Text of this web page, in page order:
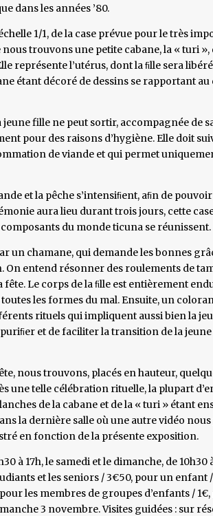
dans les années ’80.
1/1, de la case prévue pour le très
trouvons une petite cabane, la « turi
représente l’utérus, dont la ﬁlle sera
étant décoré de dessins se rapportant
fille ne peut sortir, accompagnée de
pour des raisons d’hygiène. Elle doit
de viande et qui permet
et la pêche s’intensiﬁent, aﬁn de
aura lieu durant trois jours, cette
du monde ticuna se réunissent.
un chamane, qui demande les bonnes
entend résonner des roulements de
Le corps de la ﬁlle est entièrement
les formes du mal. Ensuite, un
rituels qui impliquent aussi bien la
et de faciliter la transition de la
nous trouvons, placés en hauteur,
une telle célébration rituelle, la plupart
de la cabane et de la « turi » étant
la dernière salle où une autre vidéo
en fonction de la présente exposition.
à 17h, le samedi et le dimanche, de 10h30
et les seniors / 3€50, pour un enfant
les membres de groupes d’enfants /
3 novembre. Visites guidées : sur